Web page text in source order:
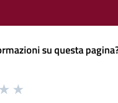
su questa